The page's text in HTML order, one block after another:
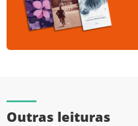
Outras leituras